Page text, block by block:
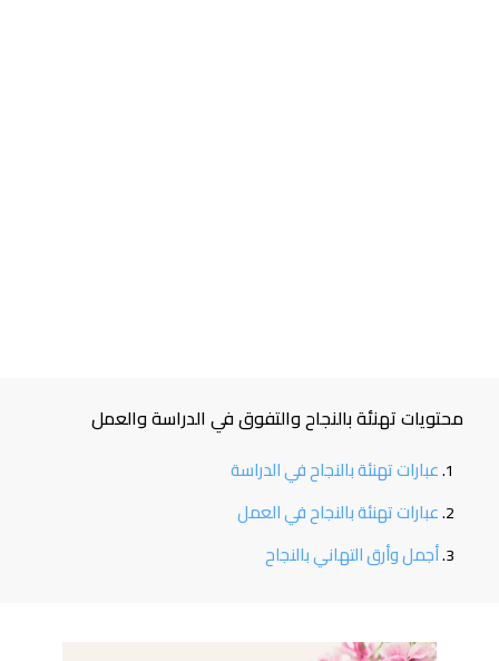
محتويات تهنئة بالنجاح والتفوق في الدراسة والعمل
عبارات تهنئة بالنجاح في الدراسة
عبارات تهنئة بالنجاح في العمل
أجمل وأرق التهاني بالنجاح